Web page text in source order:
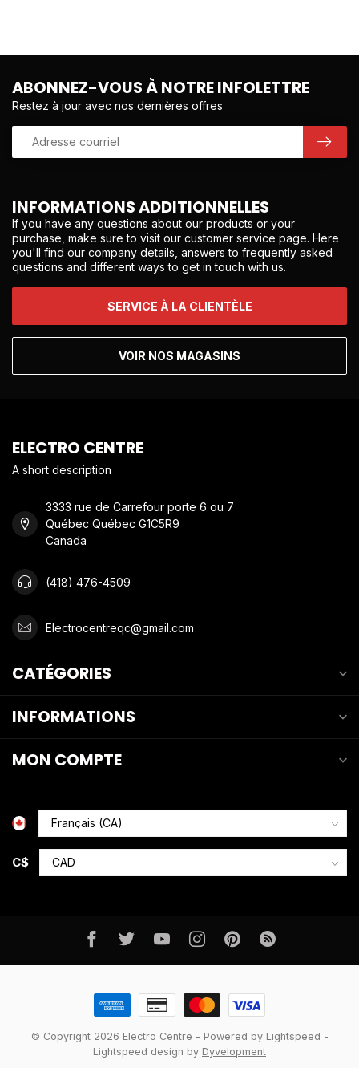
INFORMATIONS ADDITIONNELLES
If you have any questions about our products or your
purchase, make sure to visit our customer service page. Here
you'll find our company details, answers to frequently asked
questions and different ways to get in touch with us.
SERVICE À LA CLIENTÈLE
VOIR NOS MAGASINS
ABONNEZ-VOUS À NOTRE INFOLETTRE
Restez à jour avec nos dernières offres
ELECTRO CENTRE
A short description
3333 rue de Carrefour porte 6 ou 7
Québec Québec G1C5R9
Canada
(418) 476-4509
Electrocentreqc@gmail.com
CATÉGORIES
INFORMATIONS
MON COMPTE
C$
© Copyright 2026 Electro Centre - Powered by Lightspeed -
Lightspeed design by Dyvelopment